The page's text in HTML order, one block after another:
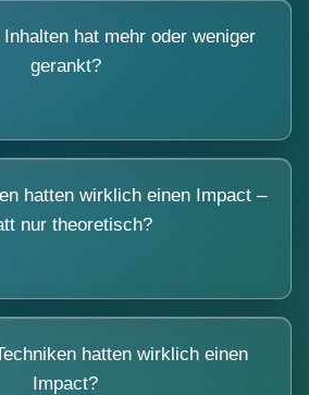
hat mehr oder weniger
gerankt?
hatten wirklich einen Impact –
nur theoretisch?
hatten wirklich einen
Impact?